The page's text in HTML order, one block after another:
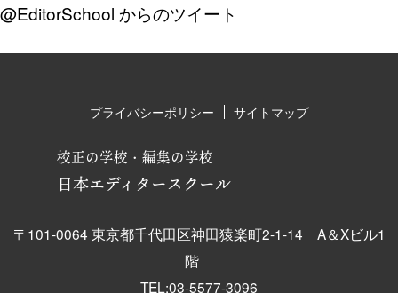
@EditorSchool からのツイート
校正の学校・編集の学校
日本エディタースクール
〒101-0064 東京都千代田区神田猿楽町2-1-14 A＆Xビル1
階
TEL:03-5577-3096
プライバシーポリシー サイトマップ